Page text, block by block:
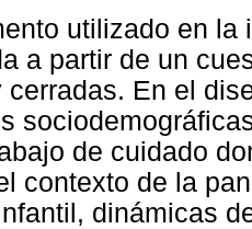
utilizado en
a partir de un
cerradas. En el
de cuidado
contexto de la
dinámicas